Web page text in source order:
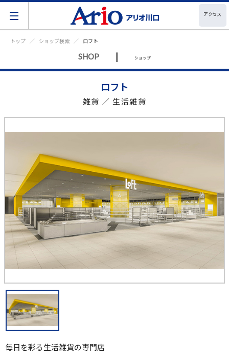
アクセス
トップ ショップ検索 ロフト
SHOP | ショップ
ロフト
雑貨 ／ 生活雑貨
毎日を彩る生活雑貨の専門店